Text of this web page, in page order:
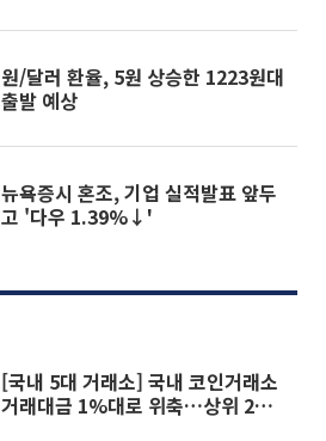
원/달러 환율, 5원 상승한 1223원대
출발 예상
뉴욕증시 혼조, 기업 실적발표 앞두
고 '다우 1.39%↓'
[국내 5대 거래소] 국내 코인거래소
거래대금 1%대로 위축…상위 2곳